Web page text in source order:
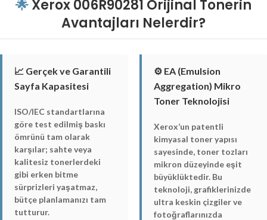
🌟Xerox 006R90281 Orijinal Tonerin
Avantajları Nelerdir?
📈 Gerçek ve Garantili
Sayfa Kapasitesi
ISO/IEC standartlarına
göre test edilmiş baskı
ömrünü tam olarak
karşılar; sahte veya
kalitesiz tonerlerdeki
gibi erken bitme
sürprizleri yaşatmaz,
bütçe planlamanızı tam
tutturur.
⚙️ EA (Emulsion
Aggregation) Mikro
Toner Teknolojisi
Xerox’un patentli
kimyasal toner yapısı
sayesinde, toner tozları
mikron düzeyinde eşit
büyüklüktedir. Bu
teknoloji, grafiklerinizde
ultra keskin çizgiler ve
fotoğraflarınızda